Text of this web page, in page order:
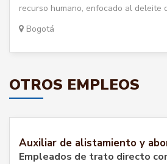
recurso humano, enfocado al deleite
Bogotá
OTROS EMPLEOS
Auxiliar de alistamiento y
Empleados de trato directo